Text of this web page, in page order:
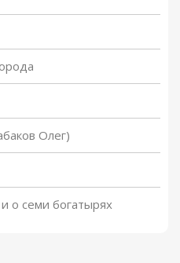
Олег)
о семи богатырях